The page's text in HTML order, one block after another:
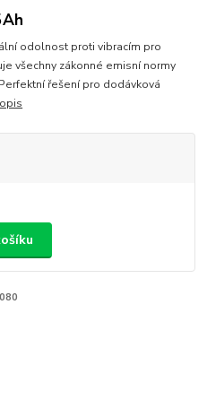
odolnost proti vibracím pro
všechny zákonné emisní normy
řešení pro dodávková